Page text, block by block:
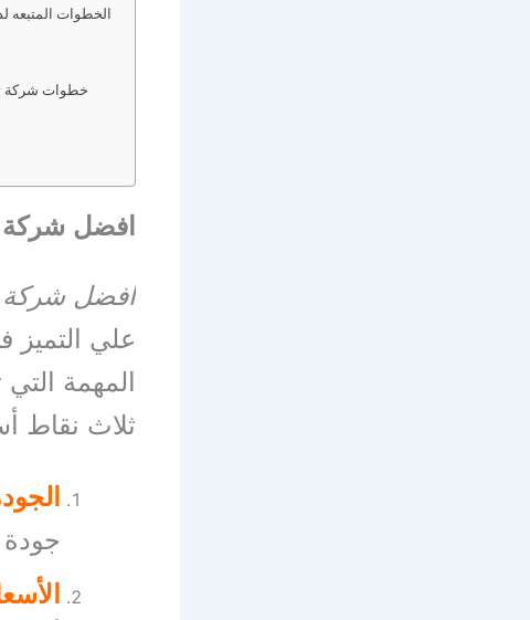
الخطوات
خطوات شركة
افضل شركة
افضل شركة
علي التميز
المهمة
ثلاث نقاط
جودة